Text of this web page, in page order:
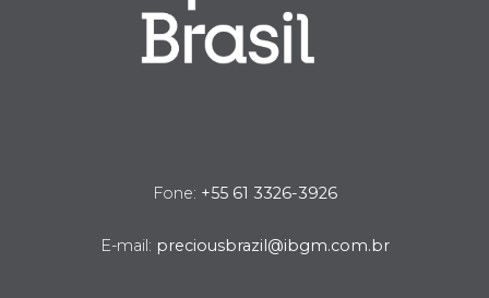
Fone: +55 61 3326-3926
E-mail: preciousbrazil@ibgm.com.br